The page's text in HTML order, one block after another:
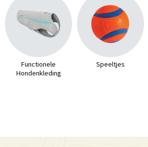
Functionele
Hondenkleding
Speeltjes